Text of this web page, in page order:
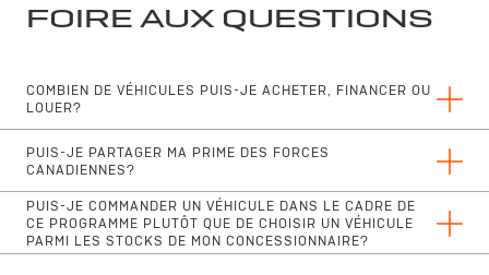
FOIRE AUX QUESTIONS
COMBIEN DE VÉHICULES PUIS-JE ACHETER, FINANCER OU
LOUER?
Il n'y a aucune limite quant au nombre de véhicules qu'une
Prime des Forces canadiennes.
PUIS-JE PARTAGER MA PRIME DES FORCES
CANADIENNES?
Oui, les membres des Forces canadiennes peuvent partager leur
prime avec leur conjoint ou conjointe.
PUIS-JE COMMANDER UN VÉHICULE DANS LE CADRE DE
CE PROGRAMME PLUTÔT QUE DE CHOISIR UN VÉHICULE
PARMI LES STOCKS DE MON CONCESSIONNAIRE?